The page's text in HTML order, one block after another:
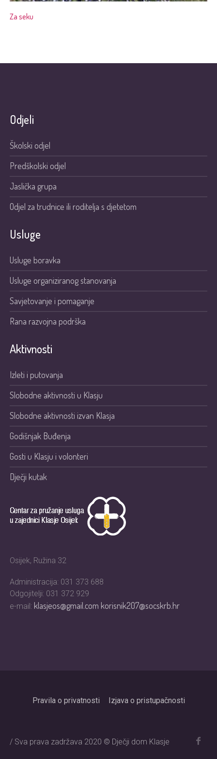
Za seku
Odjeli
Školski odjel
Predškolski odjel
Jaslička grupa
Odjel za trudnice ili roditelja s djetetom
Usluge
Usluge boravka
Usluge organiziranog stanovanja
Savjetovanje i pomaganje
Rana razvojna podrška
Aktivnosti
Izleti i putovanja
Slobodne aktivnosti u Klasju
Slobodne aktivnosti izvan Klasja
Godišnjak Buđenja
Gosti u Klasju i volonteri
Dječji kutak
Osijek, Ružina 32
Administracija: 031 373 688
Odgojitelji: 031 372 929
e-mail: klasjeos@gmail.comkorisnik207@socskrb.hr
Pravila o privatnosti Izjava o pristupačnosti
/ Sva prava zadržava 2020 © Dječji dom Klasje